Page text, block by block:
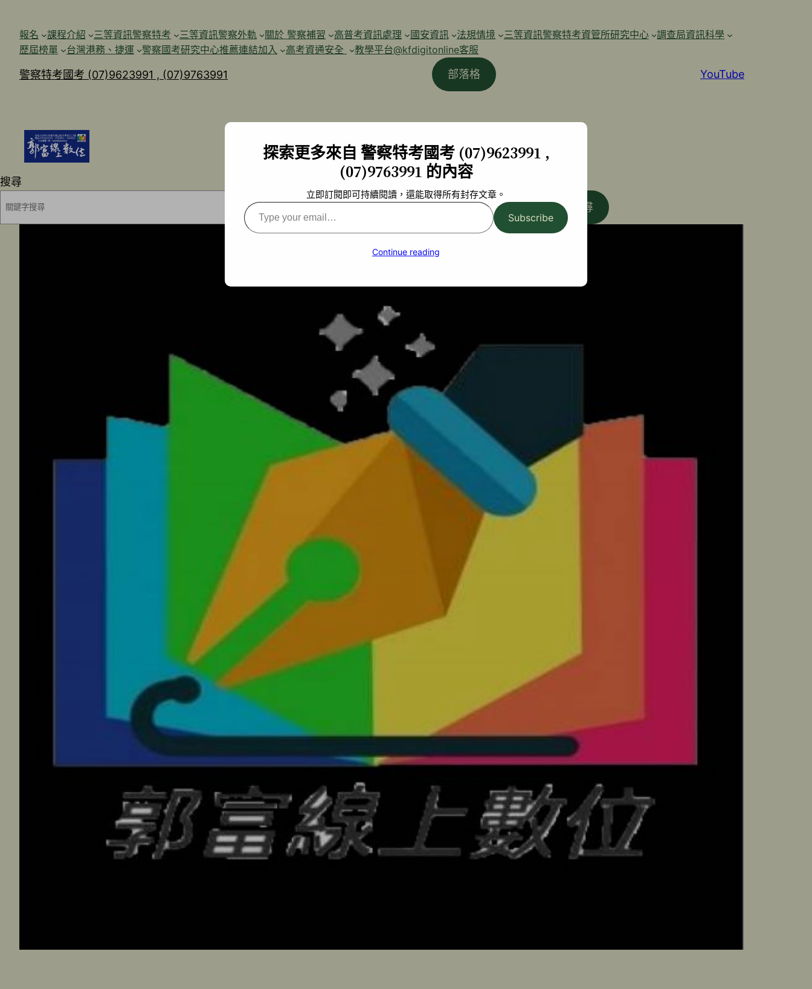
報名 課程介紹 三等資訊警察特考 三等資訊警察外軌 關於 警察補習 高普考資訊處理 國安資訊 法規情境 三等資訊警察特考資管所研究中心
調查局資訊科學
歷屆榜單
台灣港務、捷運 警察國考研究中心推薦連結加入 高考資通安全 教學平台@kfdigitonline客服
警察特考國考 (07)9623991 , (07)9763991 部落格 YouTube
搜尋
搜尋
探索更多來自 警察特考國考 (07)9623991 ,
(07)9763991 的內容
立即訂閱即可持續閱讀，還能取得所有封存文章。
Type
your
Subscribe
Continue reading